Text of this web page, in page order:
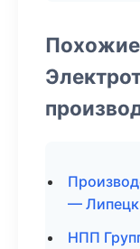
— Липецк
НПП